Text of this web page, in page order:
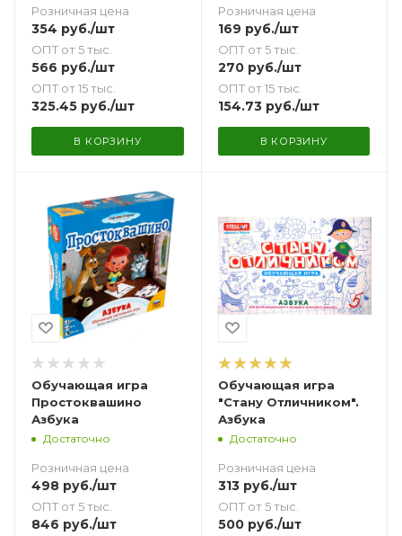
Розничная цена
354 руб./шт
ОПТ от 5 тыс.
566 руб./шт
ОПТ от 15 тыс.
325.45 руб./шт
В КОРЗИНУ
Розничная цена
169 руб./шт
ОПТ от 5 тыс.
270руб./шт
ОПТ от 15 тыс.
154.73руб./шт
В КОРЗИНУ
Обучающая игра
Простоквашино
Азбука
Достаточно
Розничная цена
498 руб./шт
ОПТ от 5 тыс.
846 руб./шт
Обучающая игра
"Стану Отличником".
Азбука
Достаточно
Розничная цена
313руб./шт
ОПТ от 5 тыс.
500руб./шт